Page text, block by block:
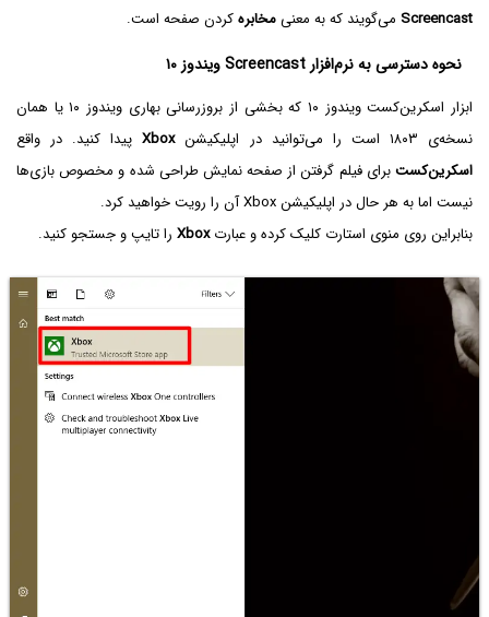
Screencast می‌گویند که به معنیمخابرهکردن صفحه است.
نحوه دسترسی به نرم‌افزار Screencast‌ ویندوز ۱۰
ابزار اسکرین‌کست ویندوز ۱۰ که بخشی از بروزرسانی بهاری ویندوز ۱۰ یا همان
نسخه‌ی ۱۸۰۳ است را می‌توانید در اپلیکیشن
Xboxپیدا کنید. در واقع
اسکرین‌کستبرای فیلم گرفتن از صفحه نمایش طراحی شده و مخصوص بازی‌ها
نیست اما به هر حال در اپلیکیشن Xbox آن را رویت خواهید کرد.
بنابراین روی منوی استارت کلیک کرده و عبارتXbox را تایپ و جستجو کنید.